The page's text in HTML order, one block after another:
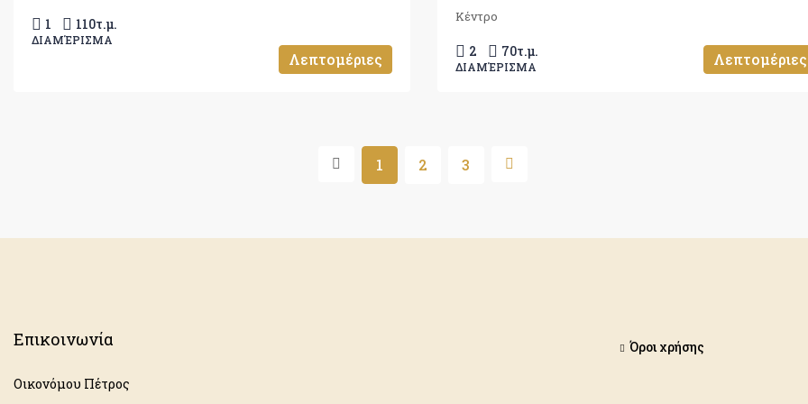
1 110τ.μ.
ΔΙΑΜΈΡΙΣΜΑ
Λεπτομέριες
Κέντρο
2 70τ.μ.
ΔΙΑΜΈΡΙΣΜΑ Λεπτομέριες
1 2 3
Επικοινωνία
Οικονόμου Πέτρος
Όροι χρήσης